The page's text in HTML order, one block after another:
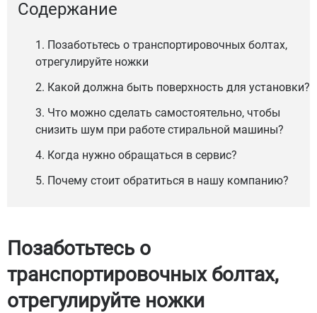
Содержание
1. Позаботьтесь о транспортировочных болтах,
отрегулируйте ножки
2. Какой должна быть поверхность для установки?
3. Что можно сделать самостоятельно, чтобы
снизить шум при работе стиральной машины?
4. Когда нужно обращаться в сервис?
5. Почему стоит обратиться в нашу компанию?
Позаботьтесь о
транспортировочных болтах,
отрегулируйте ножки